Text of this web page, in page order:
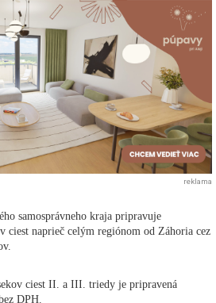
reklama
samosprávneho kraja pripravuje
ciest naprieč celým regiónom od Záhoria cez
ciest II. a III. triedy je pripravená
DPH.